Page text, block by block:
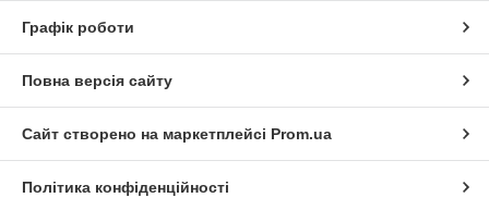
Графік роботи
Повна версія сайту
Сайт створено на маркетплейсі Prom.ua
Політика конфіденційності